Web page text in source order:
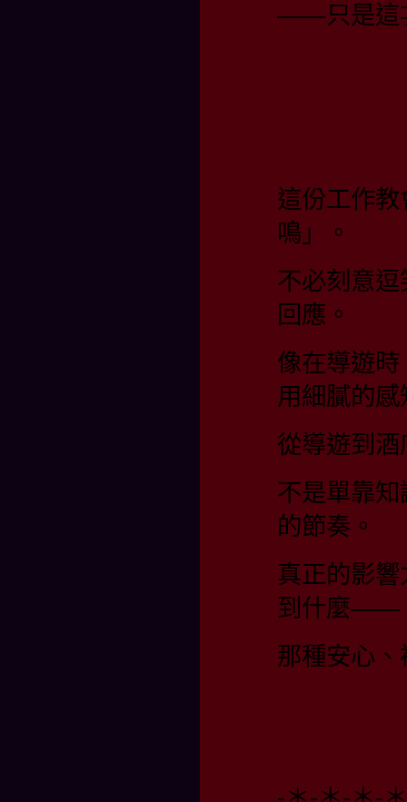
——只是這
這份工作
鳴」。
不必刻意
回應。
像在導遊
用細膩的
從導遊到
不是單靠
的節奏。
真正的影
到什麼——
那種安心